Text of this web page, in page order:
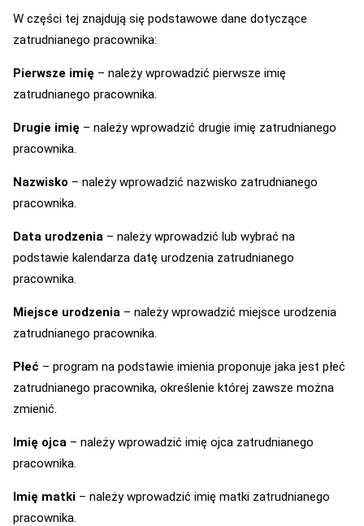
W części tej znajdują się podstawowe dane dotyczące
zatrudnianego pracownika:
Pierwsze imię – należy wprowadzić pierwsze imię
zatrudnianego pracownika.
Drugie imię – należy wprowadzić drugie imię zatrudnianego
pracownika.
Nazwisko – należy wprowadzić nazwisko zatrudnianego
pracownika.
Data urodzenia – należy wprowadzić lub wybrać na
podstawie kalendarza datę urodzenia zatrudnianego
pracownika.
Miejsce urodzenia – należy wprowadzić miejsce urodzenia
zatrudnianego pracownika.
Płeć – program na podstawie imienia proponuje jaka jest płeć
zatrudnianego pracownika, określenie której zawsze można
zmienić.
Imię ojca – należy wprowadzić imię ojca zatrudnianego
pracownika.
Imię matki – należy wprowadzić imię matki zatrudnianego
pracownika.